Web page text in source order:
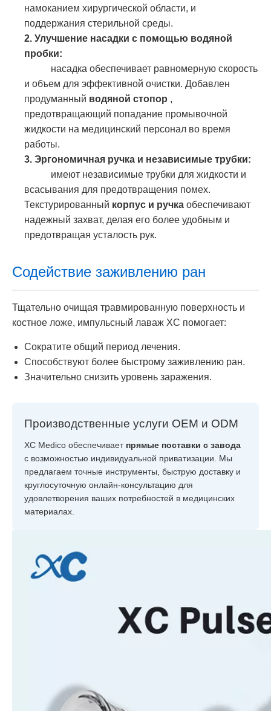
намоканием хирургической области, и
поддержания стерильной среды.
2. Улучшение насадки с помощью водяной
пробки:
насадка обеспечивает равномерную скорость
и объем для эффективной очистки. Добавлен
продуманный водяной стопор ,
предотвращающий попадание промывочной
жидкости на медицинский персонал во время
работы.
3. Эргономичная ручка и независимые трубки:
имеют независимые трубки для жидкости и
всасывания для предотвращения помех.
Текстурированный корпус и ручка обеспечивают
надежный захват, делая его более удобным и
предотвращая усталость рук.
Содействие заживлению ран
Тщательно очищая травмированную поверхность и
костное ложе, импульсный лаваж XC помогает:
Сократите общий период лечения.
Способствуют более быстрому заживлению ран.
Значительно снизить уровень заражения.
Производственные услуги OEM и ODM
XC Medico обеспечивает прямые поставки с завода
с возможностью индивидуальной приватизации. Мы
предлагаем точные инструменты, быструю доставку и
круглосуточную онлайн-консультацию для
удовлетворения ваших потребностей в медицинских
материалах.